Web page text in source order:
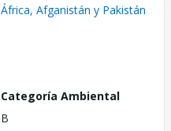
África, Afganistán y Pakistán
Categoría Ambiental
B